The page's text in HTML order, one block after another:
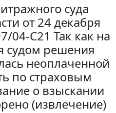
суда
от 24 декабря
04-С21 Так как на
судом решения
неоплаченной
по страховым
о взыскании
(извлечение)